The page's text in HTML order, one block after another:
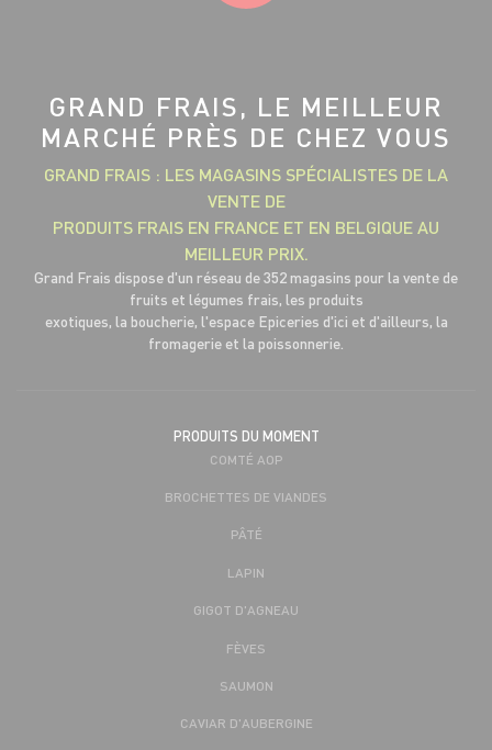
GRAND FRAIS, LE MEILLEUR
MARCHÉ PRÈS DE CHEZ VOUS
GRAND FRAIS : LES MAGASINS SPÉCIALISTES DE LA
VENTE DE
PRODUITS FRAIS EN FRANCE ET EN BELGIQUE AU
MEILLEUR PRIX.
Grand Frais dispose d'un réseau de 352 magasins pour la vente de
fruits et légumes frais, les produits
exotiques, la boucherie, l'espace Epiceries d'ici et d'ailleurs, la
fromagerie et la poissonnerie.
PRODUITS DU MOMENT
COMTÉ AOP
BROCHETTES DE VIANDES
PÂTÉ
LAPIN
GIGOT D'AGNEAU
FÈVES
SAUMON
CAVIAR D'AUBERGINE